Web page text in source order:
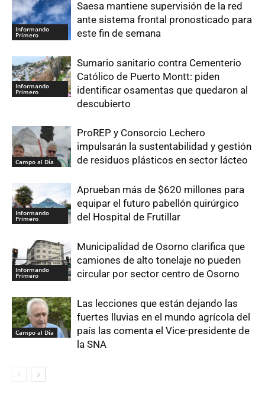
Informando
Primero
Saesa mantiene supervisión de la red
ante sistema frontal pronosticado para
este fin de semana
Informando
Primero
Sumario sanitario contra Cementerio
Católico de Puerto Montt: piden
identificar osamentas que quedaron al
descubierto
Campo al Día
ProREP y Consorcio Lechero
impulsarán la sustentabilidad y gestión
de residuos plásticos en sector lácteo
Informando
Primero
Aprueban más de $620 millones para
equipar el futuro pabellón quirúrgico
del Hospital de Frutillar
Informando
Primero
Municipalidad de Osorno clarifica que
camiones de alto tonelaje no pueden
circular por sector centro de Osorno
Campo al Día
Las lecciones que están dejando las
fuertes lluvias en el mundo agrícola del
país las comenta el Vice-presidente de
la SNA